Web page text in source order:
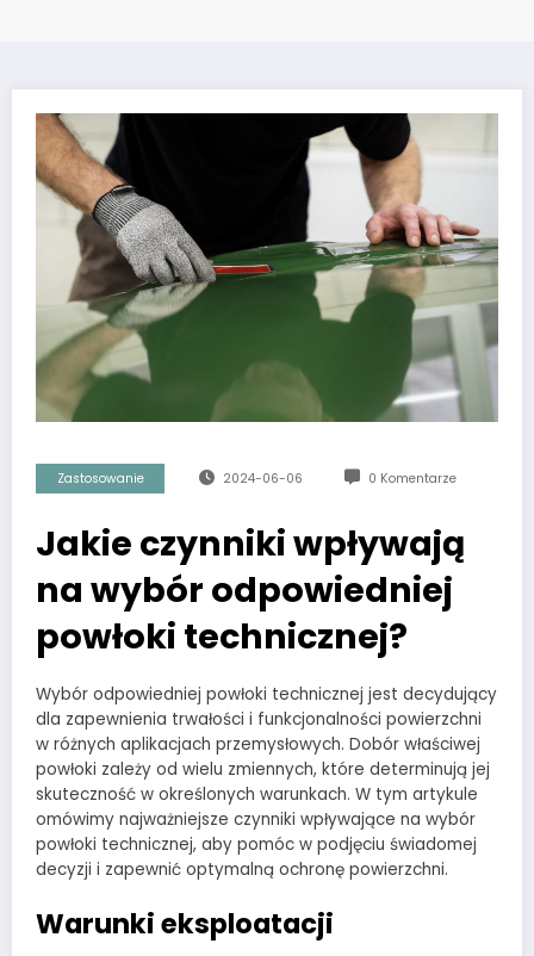
Zastosowanie 2024-06-06 0 Komentarze
Jakie czynniki wpływają
na wybór odpowiedniej
powłoki technicznej?
Wybór odpowiedniej powłoki technicznej jest decydujący
dla zapewnienia trwałości i funkcjonalności powierzchni
w różnych aplikacjach przemysłowych. Dobór właściwej
powłoki zależy od wielu zmiennych, które determinują jej
skuteczność w określonych warunkach. W tym artykule
omówimy najważniejsze czynniki wpływające na wybór
powłoki technicznej, aby pomóc w podjęciu świadomej
decyzji i zapewnić optymalną ochronę powierzchni.
Warunki eksploatacji